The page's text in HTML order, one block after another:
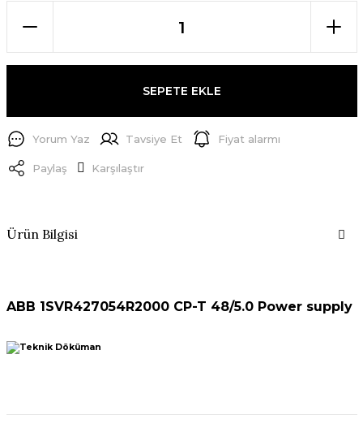
SEPETE EKLE
Yorum Yaz Tavsiye Et Fiyat alarmı
Paylaş Karşılaştır
Ürün Bilgisi
ABB 1SVR427054R2000 CP-T 48/5.0 Power supply